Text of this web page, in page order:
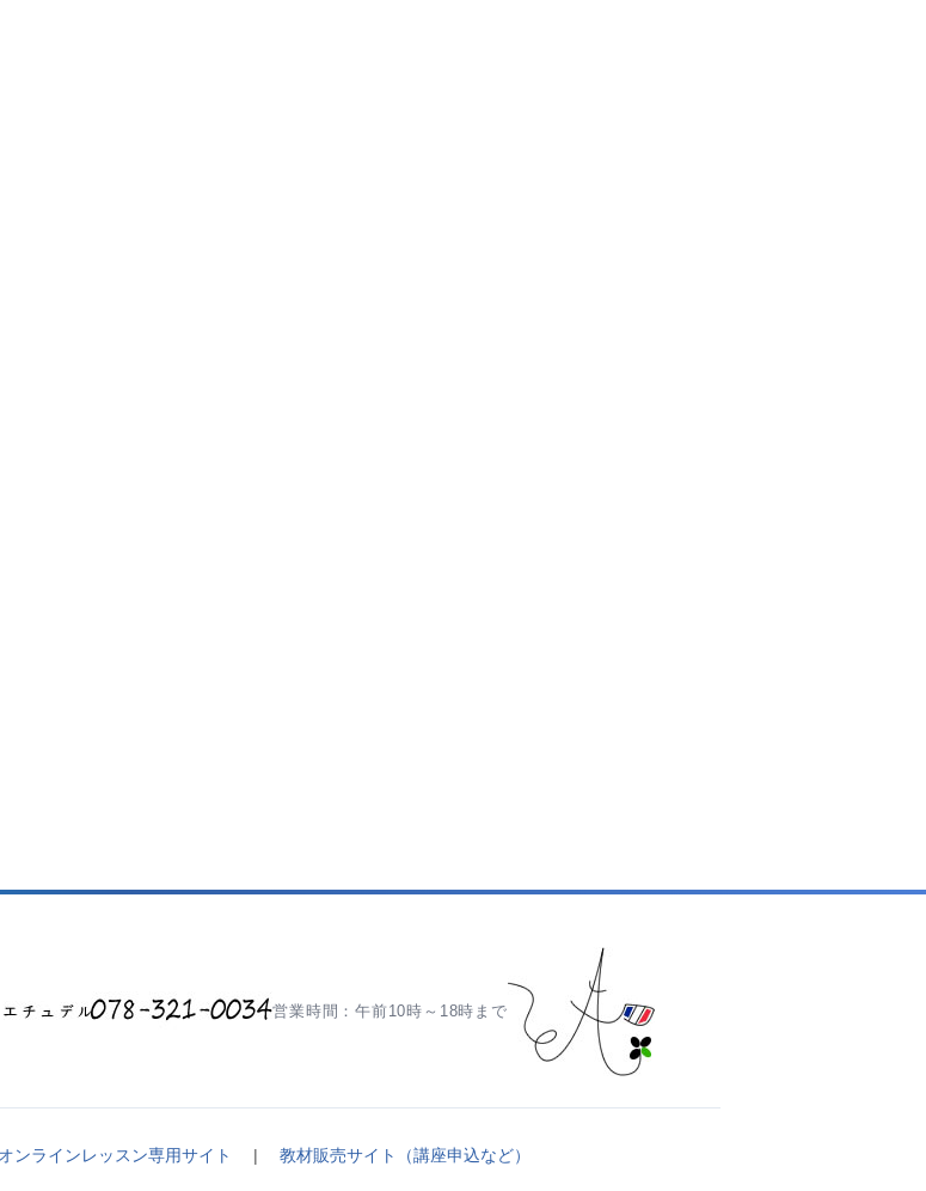
営業時間：午前10時～18時まで
オンラインレッスン専用サイト | 教材販売サイト（講座申込など）